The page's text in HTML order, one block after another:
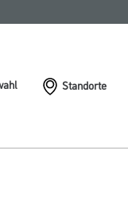
Standorte